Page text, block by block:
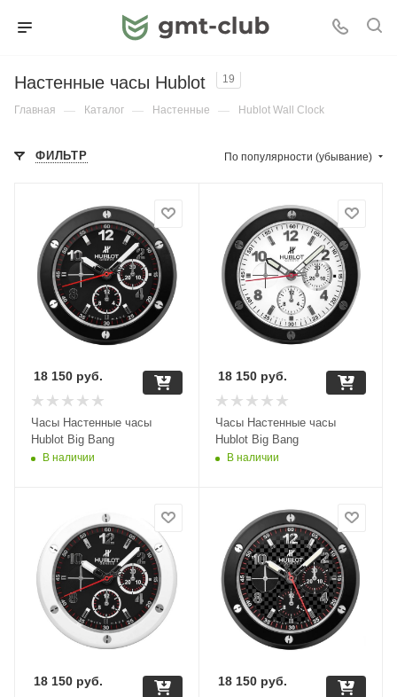
Настенные часы Hublot 19
Главная — Каталог — Настенные — Hublot Wall Clock
ФИЛЬТР По популярности (убывание)
Часы Настенные часы
Hublot Big Bang
В наличии
18 150 руб.
Часы Настенные часы
Hublot Big Bang
В наличии
18 150руб.
18 150 руб. 18 150руб.